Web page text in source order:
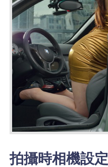
拍攝時相機設定